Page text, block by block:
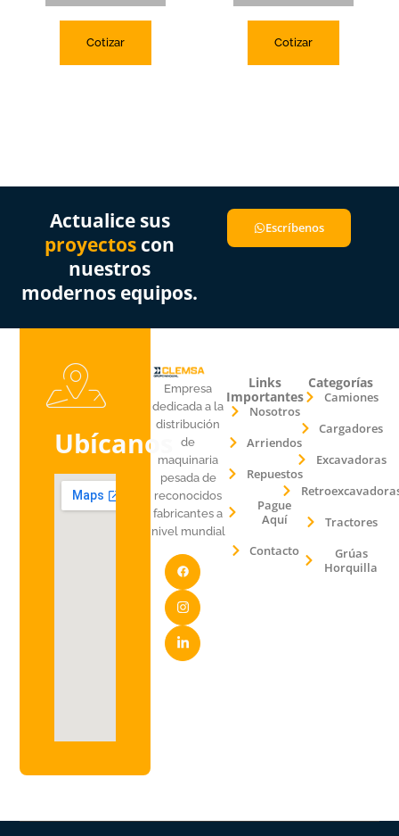
Cotizar Cotizar
Actualice sus
proyectos con
nuestros
modernos equipos.
Escríbenos
Ubícanos
Empresa
dedicada a la
distribución
de
maquinaria
pesada de
reconocidos
fabricantes a
nivel mundial
Links
Importantes
Nosotros
Arriendos
Repuestos
Pague
Aquí
Contacto
Categorías
Camiones
Cargadores
Excavadoras
Tractores
Grúas
Horquilla